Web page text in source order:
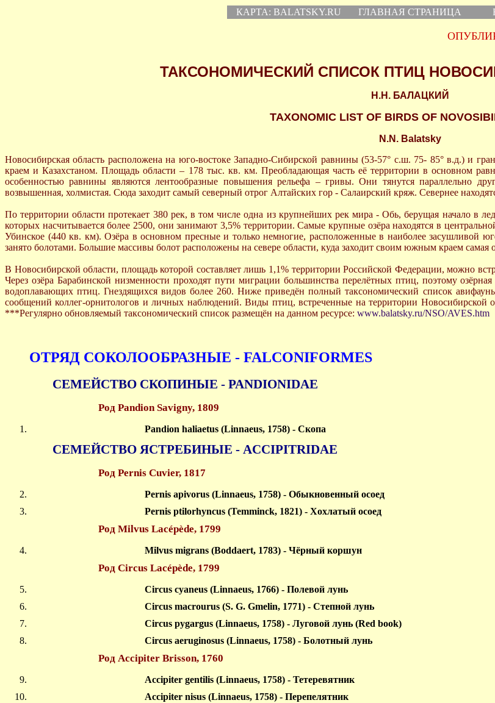
КАРТА: BALATSKY.RU ГЛАВНАЯ СТРАНИЦА
ТАКСОНОМИЧЕСКИЙ СПИСОК ПТИЦ
Н.Н. БАЛАЦКИЙ
TAXONOMIC LIST OF BIRDS OF
N.N. Balatsky
Новосибирская область расположена на юго-востоке Западно-Сибирской равнины (53-57° с.ш. 75- 85° в.д.) и
краем и Казахстаном. Площадь области – 178 тыс. кв. км. Преобладающая часть её территории в основном
особенностью равнины являются лентообразные повышения рельефа – гривы. Они тянутся параллельно
возвышенная, холмистая. Сюда заходит самый северный отрог Алтайских гор - Салаирский кряж. Севернее
По территории области протекает 380 рек, в том числе одна из крупнейших рек мира - Обь, берущая начало в
которых насчитывается более 2500, они занимают 3,5% территории. Самые крупные озёра находятся в
Убинское (440 кв. км). Озёра в основном пресные и только немногие, расположенные в наиболее засушливой
занято болотами. Большие массивы болот расположены на севере области, куда заходит своим южным краем
В Новосибирской области, площадь которой составляет лишь 1,1% территории Российской Федерации, можно
Через озёра Барабинской низменности проходят пути миграции большинства перелётных птиц, поэтому
водоплавающих птиц. Гнездящихся видов более 260. Ниже приведён полный таксономический список
сообщений коллег-орнитологов и личных наблюдений. Виды птиц, встреченные на территории Новосибирской
***Регулярно обновляемый таксономический список размещён на данном ресурсе: www.balatsky.ru/NSO/AVES.htm
ОТРЯД СОКОЛООБРАЗНЫЕ - FALCONIFORMES
СЕМЕЙСТВО СКОПИНЫЕ - PANDIONIDAE
Род Pandion Savigny, 1809
Pandion haliaetus (Linnaeus, 1758) - Скопа
СЕМЕЙСТВО ЯСТРЕБИНЫЕ - ACCIPITRIDAE
Род Pernis Cuvier, 1817
Pernis apivorus (Linnaeus, 1758) - Обыкновенный осоед
Pernis ptilorhyncus (Temminck, 1821) - Хохлатый осоед
Род Milvus Lacépède, 1799
Milvus migrans (Boddaert, 1783) - Чёрный коршун
Род Circus Lacépède, 1799
Circus cyaneus (Linnaeus, 1766) - Полевой лунь
Circus macrourus (S. G. Gmelin, 1771) - Степной лунь
Circus pygargus (Linnaeus, 1758) - Луговой лунь (Red book)
Circus aeruginosus (Linnaeus, 1758) - Болотный лунь
Род Accipiter Brisson, 1760
Accipiter gentilis (Linnaeus, 1758) - Тетеревятник
Accipiter nisus (Linnaeus, 1758) - Перепелятник